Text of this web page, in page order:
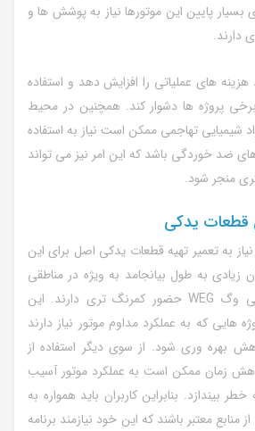
بسیار پایین این موتورها نیاز به پوشش ها و
دارند.
های عملیاتی را افزایش دهد و استفاده
برخی پروژه ها دشوار کند. همچنین در محیط
شیمیایی تهاجمی ممکن است نیاز به استفاده
ضد خوردگی باشد که این امر نیز می تواند
منجر شود.
قطعات یدکی
به تعمیر تهیه قطعات یدکی اصل برای این
زیادی به طول بیانجامد به ویژه در مناطقی
که نمایندگی های رسمی وگ WEG حضور کمرنگ تری دارند. این
هایی که به عملکرد مداوم موتور نیاز دارند
بهره وری شود. از سوی دیگر استفاده از
زمان ممکن است به عملکرد موتور آسیب
بیندازد. بنابراین کاربران باید همواره به
منابع معتبر باشند که این خود نیازمند برنامه